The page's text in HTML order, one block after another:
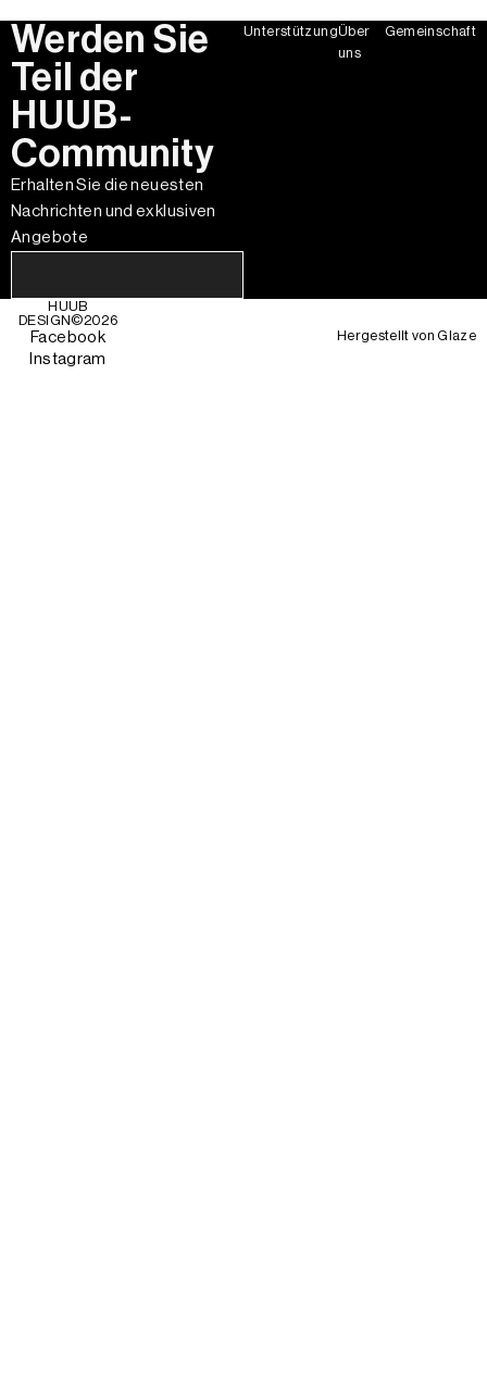
Werden Sie
Teil der
HUUB-
Community
Erhalten Sie die neuesten
Nachrichten und exklusiven
Angebote
UnterstützungÜber
uns
Gemeinschaft
HUUB
DESIGN©2026
Facebook
Instagram
Hergestellt vonGlaze